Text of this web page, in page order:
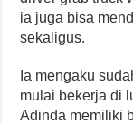
ia juga bisa
sekaligus.
Ia mengaku
mulai bekerja di
Adinda memiliki